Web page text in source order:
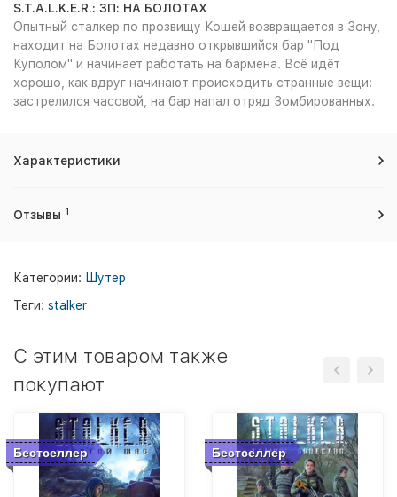
S.T.A.L.K.E.R.: ЗП: НА БОЛОТАХ
Опытный сталкер по прозвищу Кощей возвращается в Зону,
находит на Болотах недавно открывшийся бар "Под
Куполом" и начинает работать на бармена. Всё идёт
хорошо, как вдруг начинают происходить странные вещи:
застрелился часовой, на бар напал отряд Зомбированных.
Характеристики
Отзывы 1
Категории: Шутер
Теги: stalker
C этим товаром также
покупают
Бестселлер Бестселлер